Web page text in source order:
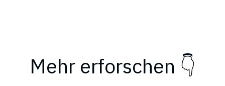
Mehr erforschen 👇